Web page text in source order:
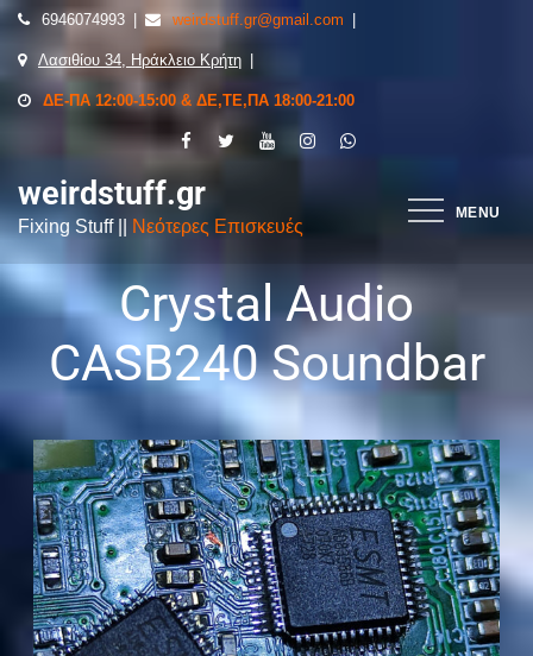
6946074993 weirdstuff.gr@gmail.com
Λασιθίου 34, Ηράκλειο Κρήτη
ΔΕ-ΠΑ 12:00-15:00 & ΔΕ,ΤΕ,ΠΑ 18:00-21:00
MENU
weirdstuff.gr
Fixing Stuff || Νεότερες Επισκευές
Crystal Audio
CASB240 Soundbar